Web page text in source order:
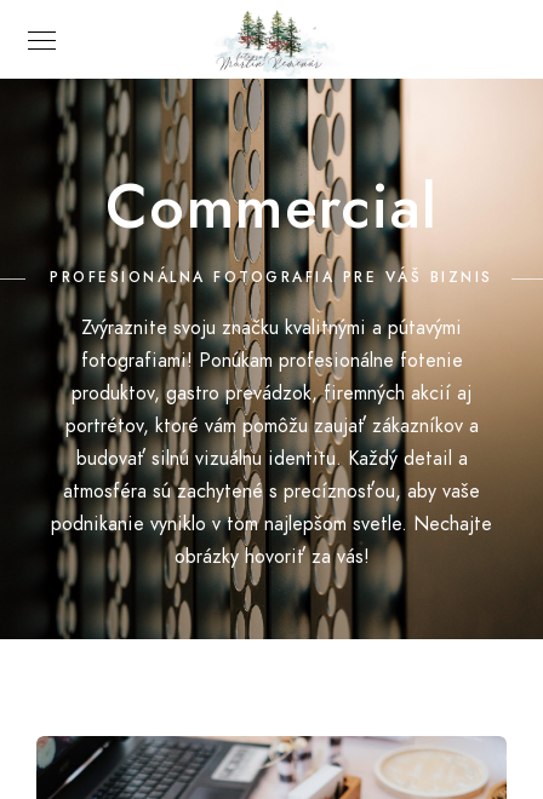
Commercial
PROFESIONÁLNA FOTOGRAFIA PRE VÁŠ BIZNIS
Zvýraznite svoju značku kvalitnými a pútavými
fotografiami! Ponúkam profesionálne fotenie
produktov, gastro prevádzok, firemných akcií aj
portrétov, ktoré vám pomôžu zaujať zákazníkov a
budovať silnú vizuálnu identitu. Každý detail a
atmosféra sú zachytené s precíznosťou, aby vaše
podnikanie vyniklo v tom najlepšom svetle. Nechajte
obrázky hovoriť za vás!